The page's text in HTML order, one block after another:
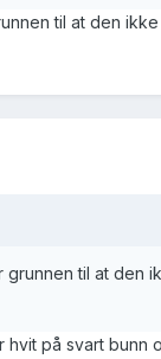
ikke, for noen
til at den ikke
grunnen til at den
hvit på svart bunn